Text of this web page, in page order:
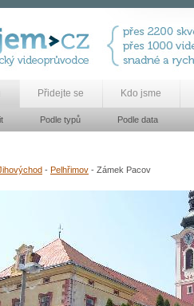
Přidejte se Kdo jsme
Podle typů Podle data
- Pelhřimov - Zámek Pacov